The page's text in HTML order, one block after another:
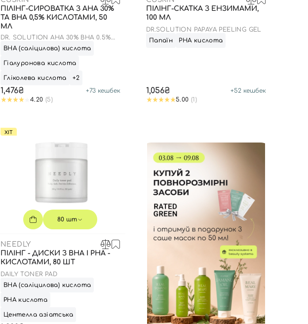
ПІЛІНГ-СИРОВАТКА З AHA 30%
ТА BHA 0,5% КИСЛОТАМИ, 50
МЛ
DR. SOLUTION AHA 30% BHA 0.5%
WASHABLE PEEL SERUM
ВНА (саліцилова) кислота
Гіалуронова кислота
Гліколева кислота +2
1,476₴ +73кешбек
4.20 (5)
ПІЛІНГ-СКАТКА З ЕНЗИМАМИ,
100 МЛ
DR.SOLUTION PAPAYA PEELING GEL
Папаїн
РНА кислота
1,056₴ +52кешбек
5.00 (1)
ХІТ
80 шт
NEEDLY
ПІЛІНГ - ДИСКИ З BHA І PHA -
КИСЛОТАМИ, 80 ШТ
DAILY TONER PAD
ВНА (саліцилова) кислота
РНА кислота
Центелла азіатська
Реєстрація